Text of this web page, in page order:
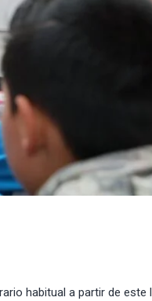
habitual a partir de este